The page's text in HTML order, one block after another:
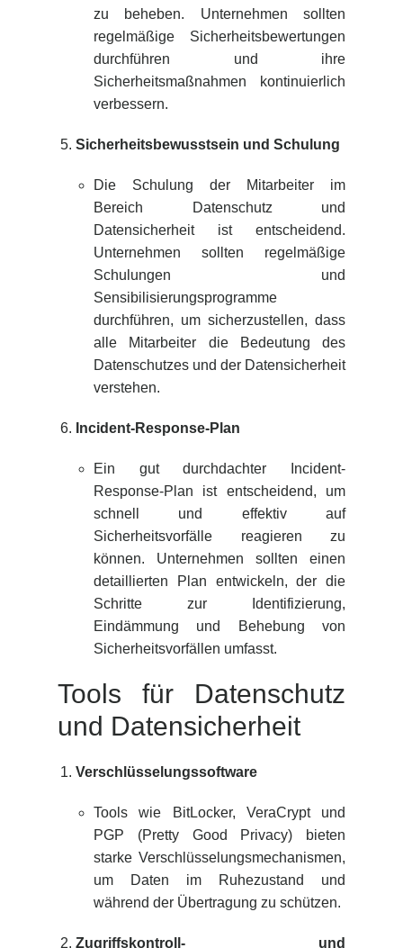
zu beheben. Unternehmen sollten
regelmäßige Sicherheitsbewertungen
durchführen und ihre
Sicherheitsmaßnahmen kontinuierlich
verbessern.
Sicherheitsbewusstsein und Schulung
Die Schulung der Mitarbeiter im
Bereich Datenschutz und
Datensicherheit ist entscheidend.
Unternehmen sollten regelmäßige
Schulungen und
Sensibilisierungsprogramme
durchführen, um sicherzustellen, dass
alle Mitarbeiter die Bedeutung des
Datenschutzes und der Datensicherheit
verstehen.
Incident-Response-Plan
Ein gut durchdachter Incident-
Response-Plan ist entscheidend, um
schnell und effektiv auf
Sicherheitsvorfälle reagieren zu
können. Unternehmen sollten einen
detaillierten Plan entwickeln, der die
Schritte zur Identifizierung,
Eindämmung und Behebung von
Sicherheitsvorfällen umfasst.
Tools für Datenschutz
und Datensicherheit
Verschlüsselungssoftware
Tools wie BitLocker, VeraCrypt und
PGP (Pretty Good Privacy) bieten
starke Verschlüsselungsmechanismen,
um Daten im Ruhezustand und
während der Übertragung zu schützen.
Zugriffskontroll- und